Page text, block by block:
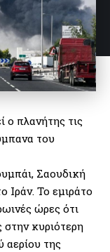
πλανήτης τις
του
Σαουδική
Ιράν. Το εμιράτο
ώρες ότι
στην κυριότερη
αερίου της